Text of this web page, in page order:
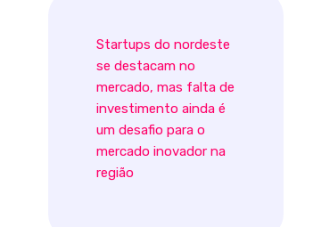
Startups do nordeste
se destacam no
mercado, mas falta de
investimento ainda é
um desafio para o
mercado inovador na
região